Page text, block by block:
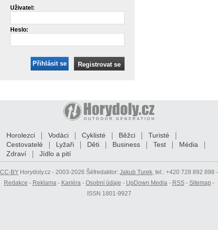
Uživatel:
Heslo:
Přihlásit se Registrovat se
Horolezci Vodáci Cyklisté Běžci
Turisté
Cestovatelé
Lyžaři Děti Business Test
Média
Zdraví
Jídlo a pití
CC-BY Horydoly.cz - 2003-2026 Šéfredaktor: Jakub Turek, tel.: +420 728 892 898 -
Redakce - Reklama- Kariéra- Osobní údaje - UpDown Media- RSS- Sitemap -
ISSN 1801-9927